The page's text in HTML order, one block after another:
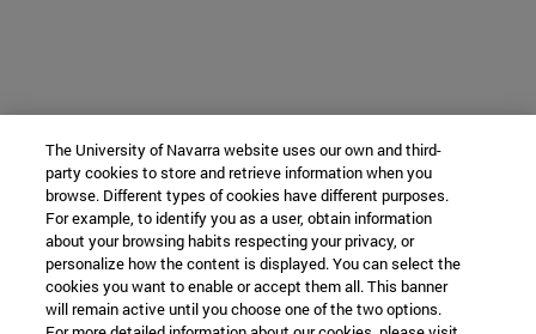
The University of Navarra website uses our own and third-
party cookies to store and retrieve information when you
browse. Different types of cookies have different purposes.
For example, to identify you as a user, obtain information
about your browsing habits respecting your privacy, or
personalize how the content is displayed. You can select the
cookies you want to enable or accept them all. This banner
will remain active until you choose one of the two options.